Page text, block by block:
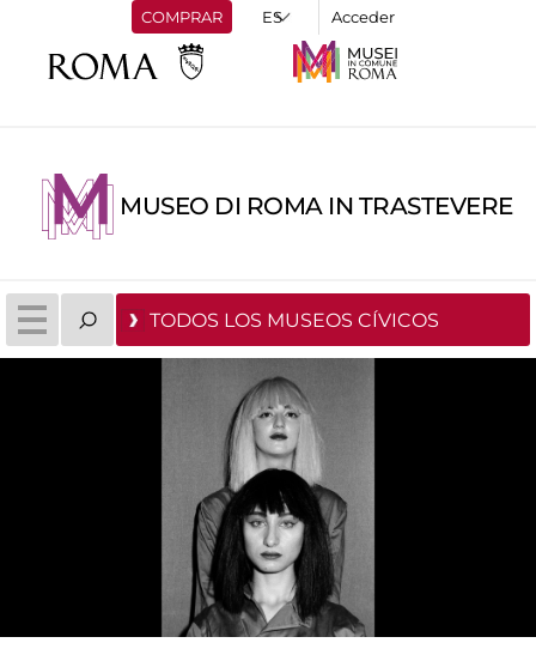
COMPRAR Acceder
MUSEO DI ROMA IN TRASTEVERE
TODOS LOS MUSEOS CÍVICOS